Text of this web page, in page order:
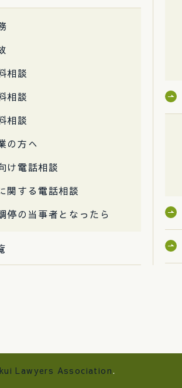
相談
相談
相談
の方へ
け電話相談
関する電話相談
停の当事者となったら
Lawyers Association.